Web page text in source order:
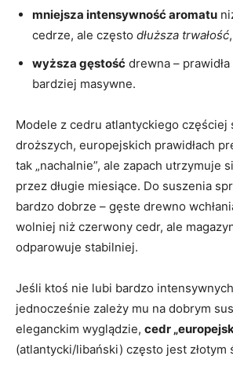
mniejsza intensywność aromatu
cedrze, ale często dłuższa trwałość,
wyższa gęstość drewna –
bardziej masywne.
Modele z cedru atlantyckiego częściej
droższych, europejskich prawidłach
tak „nachalnie”, ale zapach utrzymuje
przez długie miesiące. Do suszenia
bardzo dobrze – gęste drewno
wolniej niż czerwony cedr, ale
odparowuje stabilniej.
Jeśli ktoś nie lubi bardzo
jednocześnie zależy mu na dobrym
eleganckim wyglądzie, cedr
(atlantycki/libański) często jest złotym